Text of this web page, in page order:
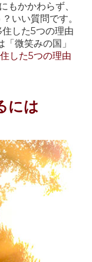
もかかわらず、
いい質問です。
した5つの理由
微笑みの国」
した5つの理由
には